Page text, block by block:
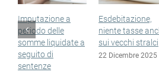
Imputazione a
periodo delle
somme liquidate a
seguito di
sentenze
Esdebitazione,
niente tasse
sui vecchi stralci
22 Dicembre 2025